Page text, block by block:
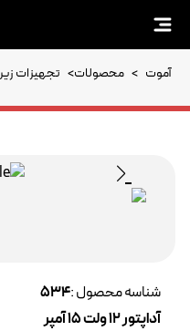
آموت > محصولات> تجهیزات
شناسه محصول :534
آداپتور 12 ولت 15 آمپر